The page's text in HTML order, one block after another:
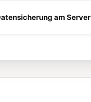
am Server